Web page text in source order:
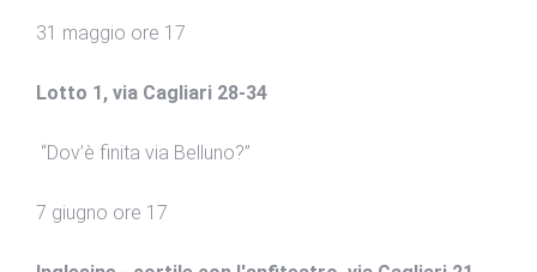
31 maggio ore 17
Lotto 1, via Cagliari 28-34
“Dov’è finita via Belluno?”
7 giugno ore 17